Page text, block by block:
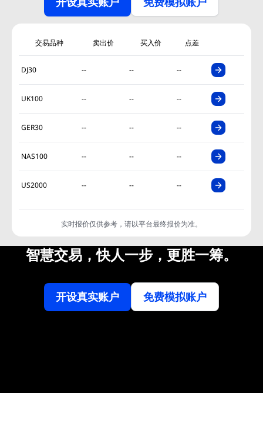
交易品种 卖出价 买入价 点差
DJ30 -- -- --
UK100 -- -- --
GER30 -- -- --
NAS100 -- -- --
US2000 -- -- --
实时报价仅供参考，请以平台最终报价为准。
智慧交易，快人一步，更胜一筹。
开设真实账户 免费模拟账户